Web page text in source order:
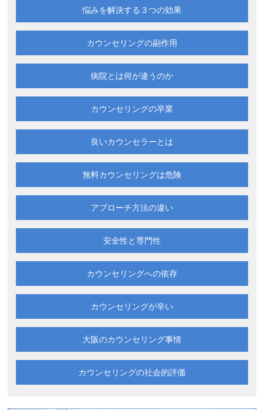
悩みを解決する ３つの効果
カウンセリングの副作用
病院とは何が違うのか
カウンセリングの卒業
良いカウンセラーとは
無料カウンセリングは危険
アプローチ方法の違い
安全性と専門性
カウンセリングへの依存
カウンセリングが辛い
大阪のカウンセリング事情
カウンセリングの社会的評価